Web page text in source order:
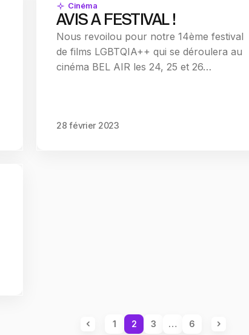
Cinéma
AVIS A FESTIVAL !
Nous revoilou pour notre 14ème festival
de films LGBTQIA++ qui se déroulera au
cinéma BEL AIR les 24, 25 et 26…
28 février 2023
1 2 3 … 6